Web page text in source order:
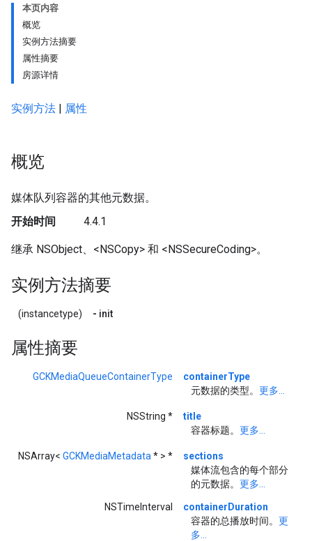
本页内容
概览
实例方法摘要
属性摘要
房源详情
实例方法 | 属性
概览
媒体队列容器的其他元数据。
开始时间
4.4.1
继承 NSObject、<NSCopy> 和 <NSSecureCoding>。
实例方法摘要
(instancetype) - init
属性摘要
GCKMediaQueueContainerType
containerType
元数据的类型。 更多...
NSString *
title
容器标题。 更多...
NSArray< GCKMediaMetadata * > *
sections
媒体流包含的每个部分
的元数据。 更多...
NSTimeInterval
containerDuration
容器的总播放时间。 更
多...